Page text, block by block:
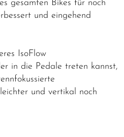
gesamten Bikes für noch
und eingehend
IsoFlow
in die Pedale treten kannst,
und vertikal noch